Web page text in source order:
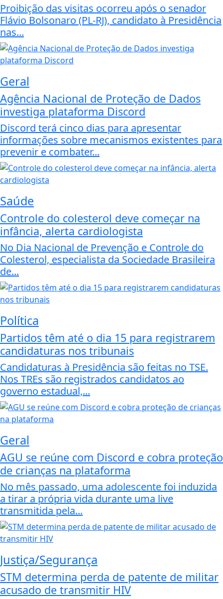
Proibição das visitas ocorreu após o senador
Flávio Bolsonaro (PL-RJ), candidato à Presidência
nas...
Geral
Agência Nacional de Proteção de Dados
investiga plataforma Discord
Discord terá cinco dias para apresentar
informações sobre mecanismos existentes para
prevenir e combater...
Saúde
Controle do colesterol deve começar na
infância, alerta cardiologista
No Dia Nacional de Prevenção e Controle do
Colesterol, especialista da Sociedade Brasileira
de...
Política
Partidos têm até o dia 15 para registrarem
candidaturas nos tribunais
Candidaturas à Presidência são feitas no TSE.
Nos TREs são registrados candidatos ao
governo estadual,...
Geral
AGU se reúne com Discord e cobra proteção
de crianças na plataforma
No mês passado, uma adolescente foi induzida
a tirar a própria vida durante uma live
transmitida pela...
Justiça/Segurança
STM determina perda de patente de militar
acusado de transmitir HIV